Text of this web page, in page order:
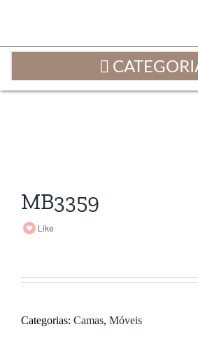
MB3359
Like
Categorias: Camas, Móveis